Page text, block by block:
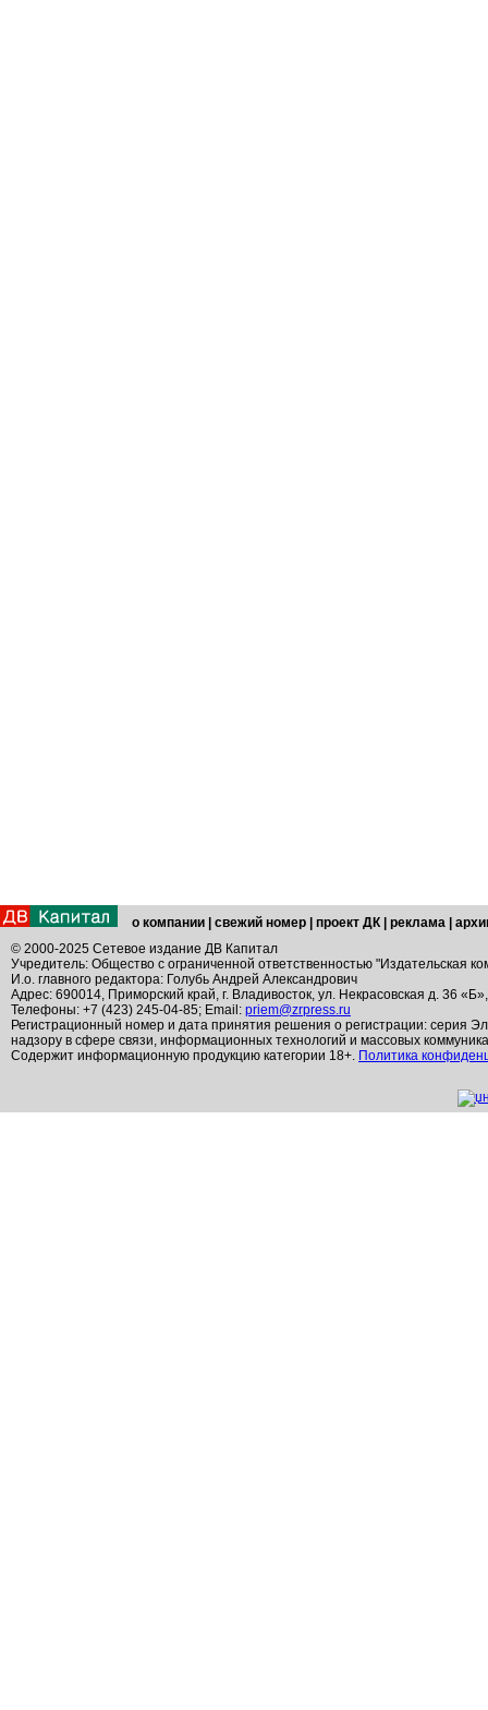
о компании свежий номер проект ДК реклама
© 2000-2025 Сетевое издание ДВ Капитал
Учредитель: Общество с ограниченной ответственностью "Издательская
И.о. главного редактора: Голубь Андрей Александрович
Адрес: 690014, Приморский край, г. Владивосток, ул. Некрасовская д. 36
Телефоны: +7 (423) 245-04-85; Email: priem@zrpress.ru
Регистрационный номер и дата принятия решения о регистрации: серия
надзору в сфере связи, информационных технологий и массовых
Содержит информационную продукцию категории 18+. Политика